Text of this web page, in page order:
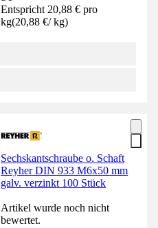
Entspricht 20,88 € pro
kg(20,88 €/ kg)
Sechskantschraube o. Schaft
Reyher DIN 933 M6x50 mm
galv. verzinkt 100 Stück
Artikel wurde noch nicht
bewertet.